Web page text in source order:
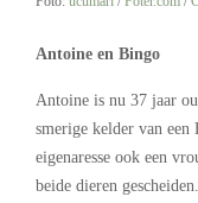
Antoine en Bingo
Antoine is nu 37 jaar
smerige kelder van een
eigenaresse ook een
beide dieren